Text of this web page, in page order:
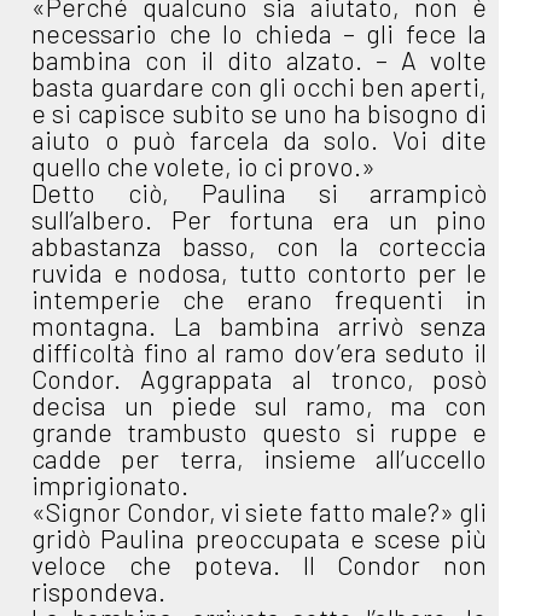
«Perché qualcuno sia aiutato, non è
necessario che lo chieda – gli fece la
bambina con il dito alzato. – A volte
basta guardare con gli occhi ben aperti,
e si capisce subito se uno ha bisogno di
aiuto o può farcela da solo. Voi dite
quello che volete, io ci provo.»
Detto ciò, Paulina si arrampicò
sull’albero. Per fortuna era un pino
abbastanza basso, con la corteccia
ruvida e nodosa, tutto contorto per le
intemperie che erano frequenti in
montagna. La bambina arrivò senza
difficoltà fino al ramo dov’era seduto il
Condor. Aggrappata al tronco, posò
decisa un piede sul ramo, ma con
grande trambusto questo si ruppe e
cadde per terra, insieme all’uccello
imprigionato.
«Signor Condor, vi siete fatto male?» gli
gridò Paulina preoccupata e scese più
veloce che poteva. Il Condor non
rispondeva.